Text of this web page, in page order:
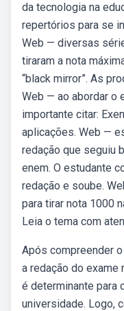
da tecnologia na
repertórios para se
Web — diversas
tiraram a nota
“black mirror”. As
Web — ao abordar o
importante citar:
aplicações. Web —
redação que seguiu
enem. O estudante
redação e soube.
para tirar nota 1000
Leia o tema com
Após compreender
a redação do exame
é determinante para
universidade. Logo,